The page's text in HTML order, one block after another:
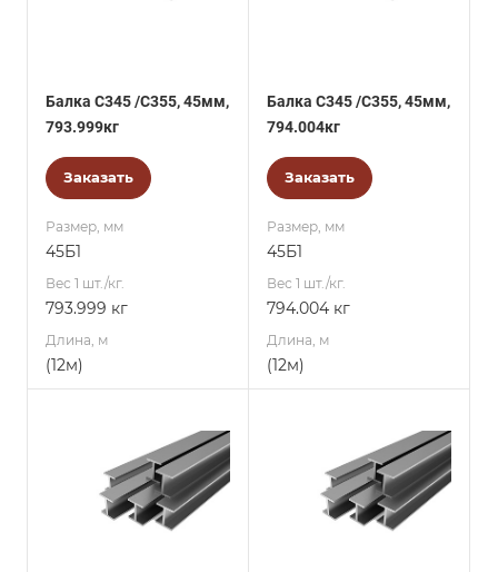
Балка С345 /С355, 45мм,
793.999кг
Заказать
Размер, мм
45Б1
Вес 1 шт./кг.
793.999 кг
Длина, м
(12м)
Балка С345 /С355, 45мм,
794.004кг
Заказать
Размер, мм
45Б1
Вес 1 шт./кг.
794.004 кг
Длина, м
(12м)